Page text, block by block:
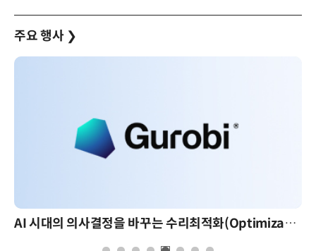
주요 행사 ❯
AI 시대의 의사결정을 바꾸는 수리최적화(Optimization): 실제 산업 적용 사례와 활용 전략 AI 핀옵스 실전 세미나: 폭증하는 AI 토큰